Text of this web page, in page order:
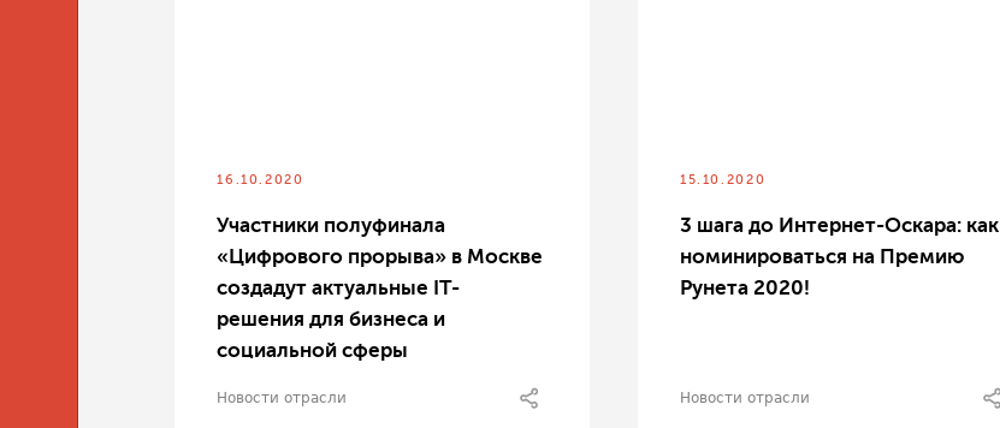
16.10.2020
Участники полуфинала
«Цифрового прорыва» в Москве
создадут актуальные IT-
решения для бизнеса и
социальной сферы
Новости отрасли
15.10.2020
3 шага до Интернет-Оскара: как
номинироваться на Премию
Рунета 2020!
Новости отрасли